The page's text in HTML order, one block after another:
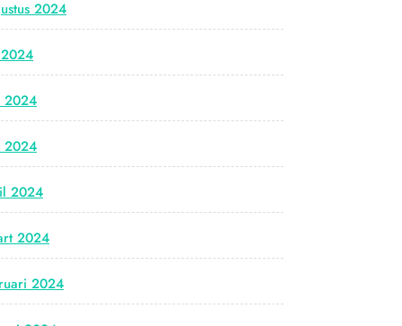
2024
2024
2024
2024
2024
2024